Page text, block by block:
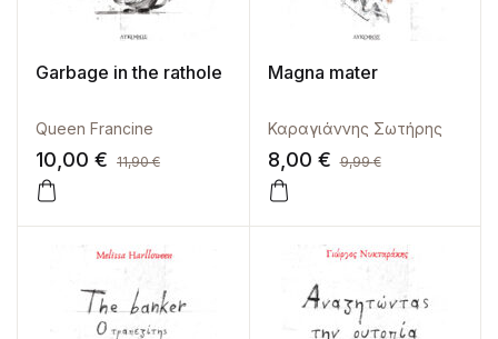
Garbage in the rathole
Queen Francine
10,00 € 11,90€
Magna mater
Καραγιάννης Σωτήρης
8,00 € 9,99€